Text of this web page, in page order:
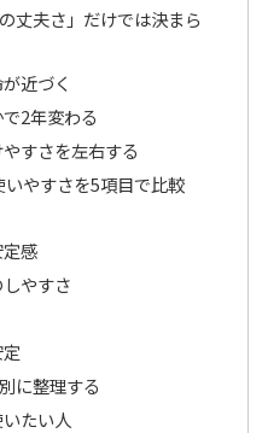
丈夫さ」だけでは決まら
近づく
2年変わる
すさを左右する
やすさを5項目で比較
感
やすさ
に整理する
たい人